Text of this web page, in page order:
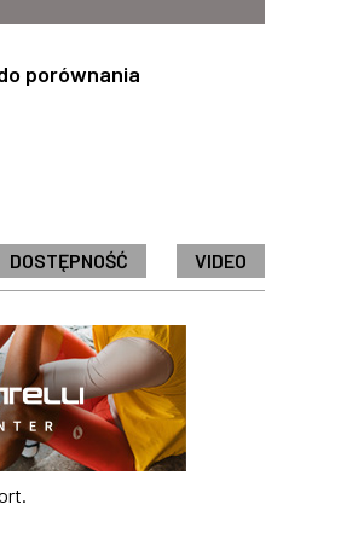
porównania
DOSTĘPNOŚĆ VIDEO